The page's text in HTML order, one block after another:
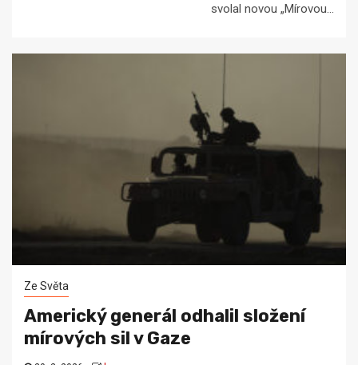
svolal novou „Mírovou...
Ze Světa
Americký generál odhalil složení
mírových sil v Gaze